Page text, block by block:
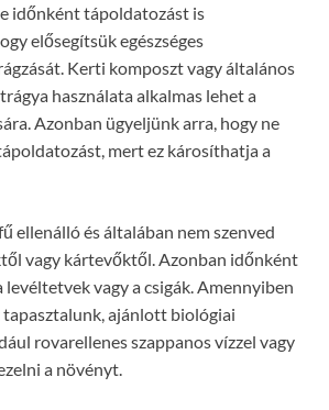
időnként tápoldatozást is
elősegítsük egészséges
Kerti komposzt vagy általános
használata alkalmas lehet a
Azonban ügyeljünk arra, hogy ne
mert ez károsíthatja a
ellenálló és általában nem szenved
vagy kártevőktől. Azonban időnként
vagy a csigák. Amennyiben
ajánlott biológiai
rovarellenes szappanos vízzel vagy
a növényt.